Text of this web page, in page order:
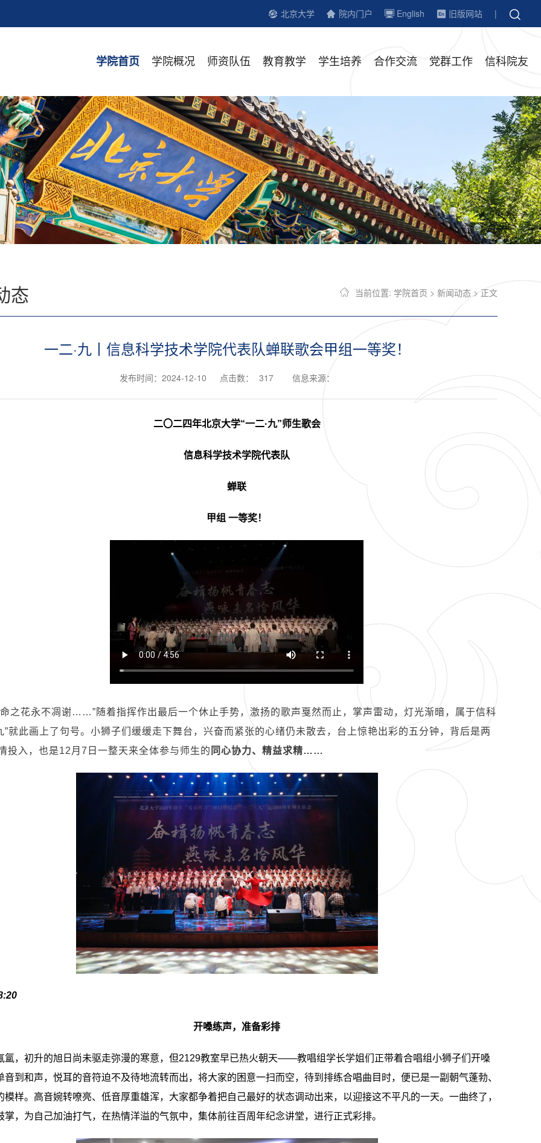
北京大学 院内门户 English 旧版网站 |
学院首页 学院概况 师资队伍 教育教学 学生培养 合作交流 党群工作 信科院友
态 当前位置: 学院首页 > 新闻动态 > 正文
一二·九丨信息科学技术学院代表队蝉联歌会甲组一等奖！
发布时间：2024-12-10 点击数： 317 信息来源：
二〇二四年北京大学“一二·九”师生歌会
信息科学技术学院代表队
蝉联
甲组 一等奖！
命之花永不凋谢……”随着指挥作出最后一个休止手势，激扬的歌声戛然而止，掌声雷动，灯光渐暗，属于信科
”就此画上了句号。小狮子们缓缓走下舞台，兴奋而紧张的心绪仍未散去，台上惊艳出彩的五分钟，背后是两
投入，也是12 月 7 日一整天来全体参与师生的 同心协力、精益求精……
开嗓练声，准备彩排
氲，初升的旭日尚未驱走弥漫的寒意，但2129教室早已热火朝天——教唱组学长学姐们正带着合唱组小狮子们开嗓
音到和声，悦耳的音符迫不及待地流转而出，将大家的困意一扫而空，待到排练合唱曲目时，便已是一副朝气蓬勃、
模样。高音婉转嘹亮、低音厚重雄浑，大家都争着把自己最好的状态调动出来，以迎接这不平凡的一天。一曲终了，
掌，为自己加油打气，在热情洋溢的气氛中，集体前往百周年纪念讲堂，进行正式彩排。